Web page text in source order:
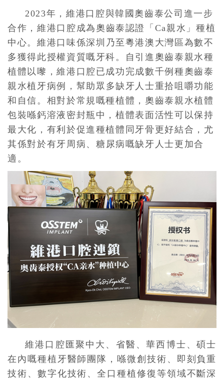
2023年，維港口腔與韓國奧齒泰公司進一步
合作，維港口腔 成為奧齒泰認證 「 Ca親水 」種植
中心。維港口味係深圳乃至粵港澳大灣區為數不
多獲得此授權資質嘅牙科。自引進奧齒泰親水種
植體以嚟，維港口腔已成功完成數千例種奧齒泰
親水植牙病例，幫助眾多缺牙人士重拾咀嚼功能
和自信。相對於常規嘅種植體，奧齒泰親水植體
包裝喺鈣溶液密封瓶中，植體表面活性可以保持
最大化，有利於促進種植體同牙骨更好結合，尤
其係對於有牙周病、糖尿病嘅缺牙人士更加合
適。
維港口腔匯聚中大、省醫、華西博士、碩士
在內嘅種植牙醫師團隊，喺微創技術、即刻負重
技術、數字化技術、全口種植修復等領域不斷深